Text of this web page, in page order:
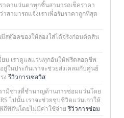
าคาแว่นตาทุกชิ้นสามารถเช็คราคา
สามารถแจ้งเราเพื่อรับราคาถูกที่สุด
สต๊อคของให้ลองใส่ได้จริงก่อนตัดสิน
ยม เราดูแลแว่นทุกอันให้ฟรีตลอดชีพ
ยู่ในประกันเราจะช่วยส่งเคลมกับศูนย์
งรีวิวการเซอวิส
ามีช่างที่ชำนาญด้านการซ่อมแว่นโดย
ไปนั้น เราจะช่วยชุบชีวิตแว่นเก่าให้
ถีพิถันโดยไม่มีค่าใช้จ่ายรีวิวการซ่อม